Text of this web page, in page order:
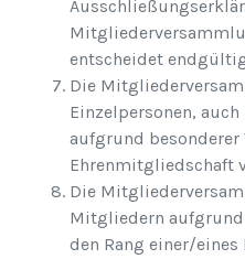
entscheidet
Die
Einzelpersonen,
aufgrund besonderer
Ehrenmitgliedschaft
Die
Mitgliedern aufgrund
den Rang einer/eines